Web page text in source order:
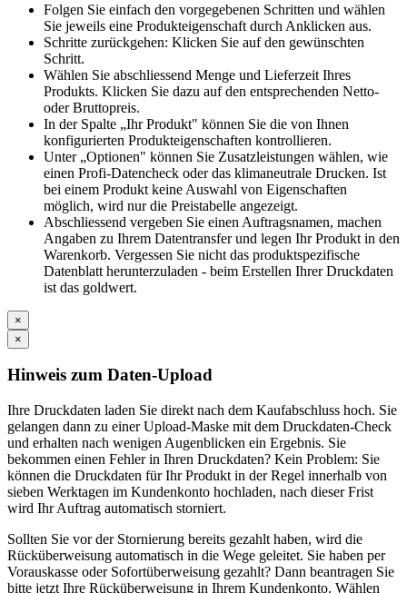
Folgen Sie einfach den vorgegebenen Schritten und wählen
Sie jeweils eine Produkteigenschaft durch Anklicken aus.
Schritte zurückgehen: Klicken Sie auf den gewünschten
Schritt.
Wählen Sie abschliessend Menge und Lieferzeit Ihres
Produkts. Klicken Sie dazu auf den entsprechenden Netto-
oder Bruttopreis.
In der Spalte „Ihr Produkt" können Sie die von Ihnen
konfigurierten Produkteigenschaften kontrollieren.
Unter „Optionen" können Sie Zusatzleistungen wählen, wie
einen Profi-Datencheck oder das klimaneutrale Drucken. Ist
bei einem Produkt keine Auswahl von Eigenschaften
möglich, wird nur die Preistabelle angezeigt.
Abschliessend vergeben Sie einen Auftragsnamen, machen
Angaben zu Ihrem Datentransfer und legen Ihr Produkt in den
Warenkorb. Vergessen Sie nicht das produktspezifische
Datenblatt herunterzuladen - beim Erstellen Ihrer Druckdaten
ist das goldwert.
×
×
Hinweis zum Daten-Upload
Ihre Druckdaten laden Sie direkt nach dem Kaufabschluss hoch. Sie
gelangen dann zu einer Upload-Maske mit dem Druckdaten-Check
und erhalten nach wenigen Augenblicken ein Ergebnis. Sie
bekommen einen Fehler in Ihren Druckdaten? Kein Problem: Sie
können die Druckdaten für Ihr Produkt in der Regel innerhalb von
sieben Werktagen im Kundenkonto hochladen, nach dieser Frist
wird Ihr Auftrag automatisch storniert.
Sollten Sie vor der Stornierung bereits gezahlt haben, wird die
Rücküberweisung automatisch in die Wege geleitet. Sie haben per
Vorauskasse oder Sofortüberweisung gezahlt? Dann beantragen Sie
bitte jetzt Ihre Rücküberweisung in Ihrem Kundenkonto. Wählen